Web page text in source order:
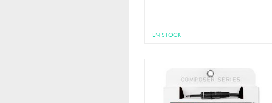
EN STOCK